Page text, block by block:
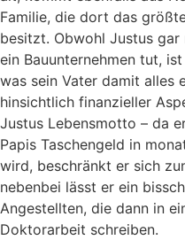
Familie, die dort das
besitzt. Obwohl Justus
ein Bauunternehmen tut,
was sein Vater damit alles
hinsichtlich finanzieller
Justus Lebensmotto – da
Papis Taschengeld in
wird, beschränkt er sich
nebenbei lässt er ein
Angestellten, die dann in
Doktorarbeit schreiben.